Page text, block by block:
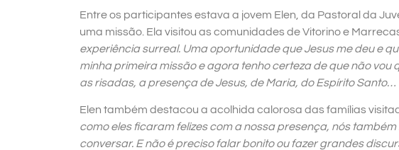
Entre os participantes estava a jovem Elen, da Pastoral da
uma missão. Ela visitou as comunidades de Vitorino e
experiência surreal. Uma oportunidade que Jesus me deu e
minha primeira missão e agora tenho certeza de que não vou
as risadas, a presença de Jesus, de Maria, do Espírito Santo…
Elen também destacou a acolhida calorosa das famílias
como eles ficaram felizes com a nossa presença, nós
conversar. E não é preciso falar bonito ou fazer grandes